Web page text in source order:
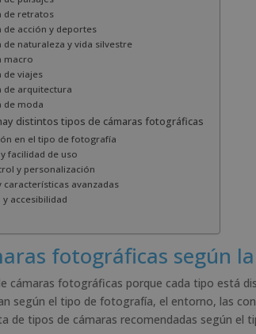
de retratos
de acción y deportes
de naturaleza y vida silvestre
macro
de viajes
de arquitectura
de moda
distintos tipos de cámaras fotográficas
en el tipo de fotografía
facilidad de uso
y personalización
características avanzadas
accesibilidad
fotográficas según
cámaras fotográficas porque cada tipo está
según el tipo de fotografía, el entorno, las
de tipos de cámaras recomendadas según el